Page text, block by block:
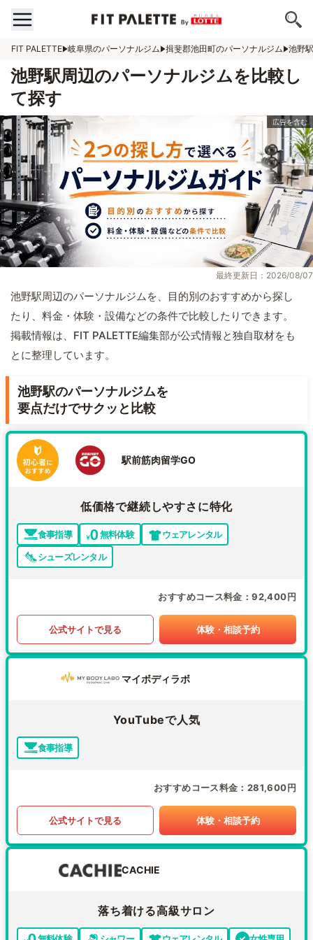
FIT PALETTE 岐阜県のパーソナルジム 揖斐郡池田町のパーソナルジム 池野
池野駅周辺のパーソナルジムを比較し
て探す
最終更新日：2026/08/07
池野駅周辺のパーソナルジムを、目的別のおすすめから探し
たり、料金・体験・設備などの条件で比較したりできます。
掲載情報は、FIT PALETTE編集部が公式情報と独自取材をも
とに整理しています。
池野駅のパーソナルジムを
要点だけでサクッと比較
駅前筋肉留学GO
低価格で継続しやすさに特化
食事指導 無料体験
ウェアレンタル
シューズレンタル
おすすめコース料金 92,400円
公式サイトで見る 体験・相談予約
マイボディラボ
YouTubeで人気
食事指導
おすすめコース料金 281,600円
公式サイトで見る 体験・相談予約
CACHIE
落ち着ける高級サロン